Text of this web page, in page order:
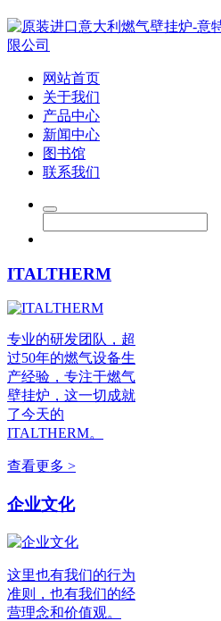
网站首页
关于我们
产品中心
新闻中心
图书馆
联系我们
ITALTHERM
专业的研发团队，超
过50年的燃气设备生
产经验，专注于燃气
壁挂炉，这一切成就
了今天的
ITALTHERM。
查看更多 >
企业文化
这里也有我们的行为
准则，也有我们的经
营理念和价值观。